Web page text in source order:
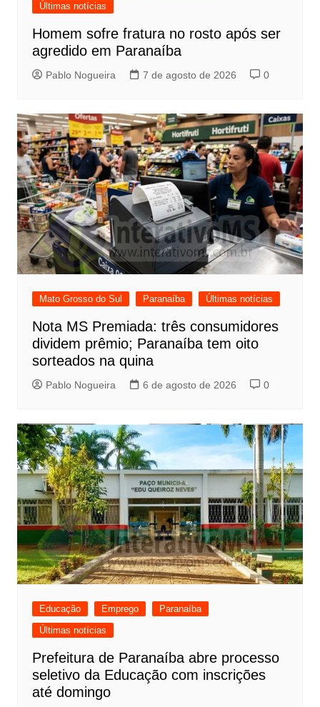
Últimas notícias
Homem sofre fratura no rosto após ser
agredido em Paranaíba
Pablo Nogueira 7 de agosto de 2026 0
Mato Grosso do Sul Paranaíba Últimas notícias
Nota MS Premiada: três consumidores
dividem prêmio; Paranaíba tem oito
sorteados na quina
Pablo Nogueira 6 de agosto de 2026 0
Educação Emprego
Paranaíba
Últimas notícias
Prefeitura de Paranaíba abre processo
seletivo da Educação com inscrições
até domingo